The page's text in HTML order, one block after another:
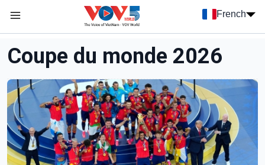
French
Menu trang chủ tiếng Pháp
menu phụ tiếng Pháp
Coupe du monde 2026